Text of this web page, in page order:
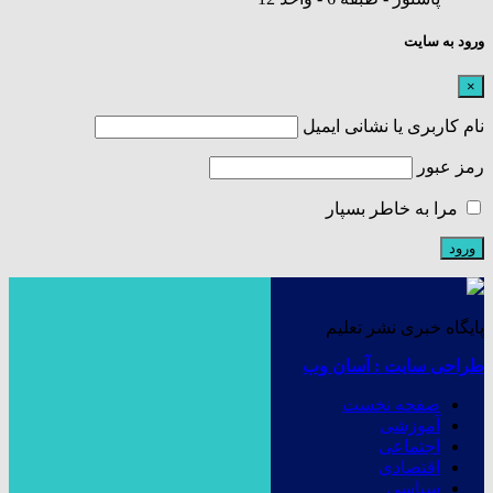
ورود به سایت
×
نام کاربری یا نشانی ایمیل
رمز عبور
مرا به خاطر بسپار
پایگاه خبری نشر تعلیم
طراحی سایت : آسان وب
صفحه نخست
آموزشی
اجتماعی
اقتصادی
سیاسی